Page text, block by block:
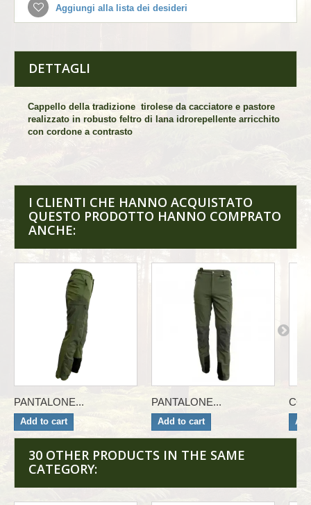
Aggiungi alla lista dei desideri
DETTAGLI
Cappello della tradizione tirolese da cacciatore e pastore
realizzato in robusto feltro di lana idrorepellente arricchito
con cordone a contrasto
I CLIENTI CHE HANNO ACQUISTATO
QUESTO PRODOTTO HANNO COMPRATO
ANCHE:
PANTALONE...
Add to cart
PANTALONE...
Add to cart
30 OTHER PRODUCTS IN THE SAME
CATEGORY: